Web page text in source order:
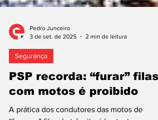
Pedro Junceiro
3 de set. de 2025
2 min de leitura
Segurança
PSP recorda: “furar” filas